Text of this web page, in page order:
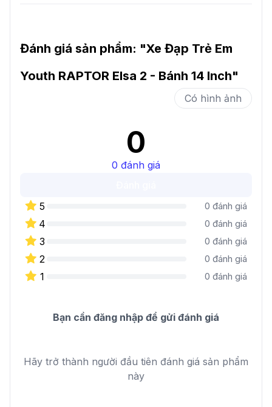
Đánh giá sản phẩm: "Xe Đạp Trẻ Em
Youth RAPTOR Elsa 2 - Bánh 14 Inch"
Có hình ảnh
0
0 đánh giá
5
0 đánh giá
4 0 đánh giá
3 0 đánh giá
2 0 đánh giá
1 0 đánh giá
Bạn cần đăng nhập để gửi đánh giá
Hãy trở thành người đầu tiên đánh giá sản phẩm
này